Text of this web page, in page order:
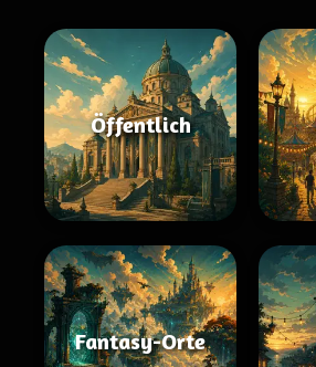
Öffentlich
Fantasy-Orte